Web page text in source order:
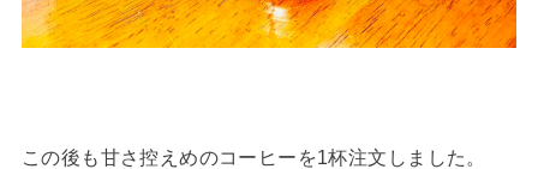
この後も甘さ控えめのコーヒーを1杯注文しました。